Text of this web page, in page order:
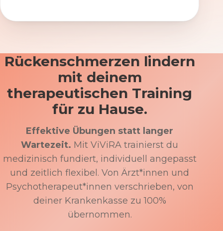
Rückenschmerzen lindern
mit deinem
therapeutischen Training
für zu Hause.
Effektive Übungen statt langer
Wartezeit. Mit ViViRA trainierst du
medizinisch fundiert, individuell angepasst
und zeitlich flexibel. Von Ärzt*innen und
Psychotherapeut*innen verschrieben, von
deiner Krankenkasse zu 100%
übernommen.